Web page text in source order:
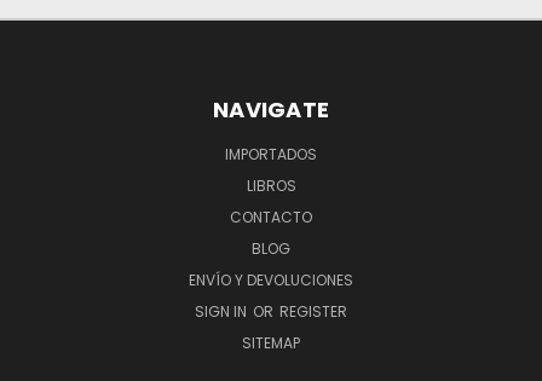
NAVIGATE
IMPORTADOS
LIBROS
CONTACTO
BLOG
ENVÍO Y DEVOLUCIONES
SIGN IN OR REGISTER
SITEMAP